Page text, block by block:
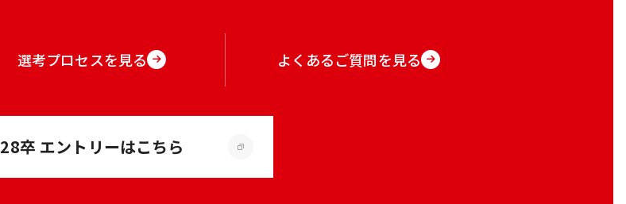
選考プロセスを見る よくあるご質問を見る
28卒 エントリーはこちら